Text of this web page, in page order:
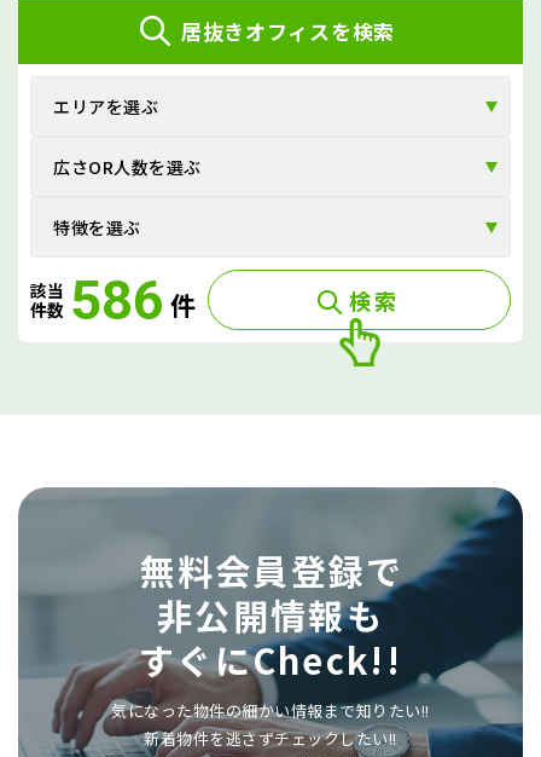
居抜きオフィスを検索
エリアを選ぶ
広さOR人数を選ぶ
特徴を選ぶ
該当
件数 586 件 検索
無料会員登録で
非公開情報も
すぐにCheck!!
気になった物件の細かい情報まで知りたい!!
新着物件を逃さずチェックしたい!!